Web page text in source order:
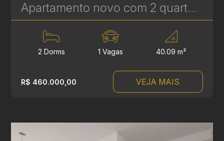
Apartamento novo com 2 quartos à Venda no Vila Izabel - 40 m² | Ref 414
2 Dorms 1 Vagas 40.09 m²
R$ 460.000,00 VEJA MAIS